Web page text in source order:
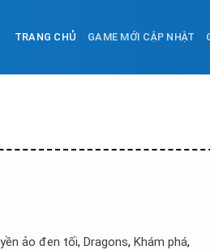
TRANG CHỦ GAME MỚI CẬP NHẬT
ảo đen tối, Dragons, Khám phá,